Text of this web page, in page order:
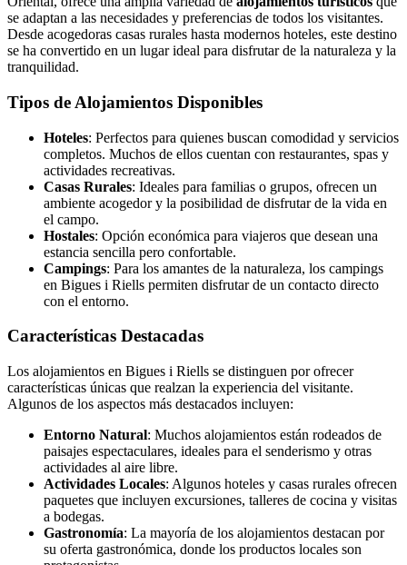
se adaptan a las necesidades y preferencias de todos los visitantes.
Desde acogedoras casas rurales hasta modernos hoteles, este destino
se ha convertido en un lugar ideal para disfrutar de la naturaleza y la
tranquilidad.
Tipos de Alojamientos Disponibles
Hoteles: Perfectos para quienes buscan comodidad y servicios
completos. Muchos de ellos cuentan con restaurantes, spas y
actividades recreativas.
Casas Rurales: Ideales para familias o grupos, ofrecen un
ambiente acogedor y la posibilidad de disfrutar de la vida en
el campo.
Hostales: Opción económica para viajeros que desean una
estancia sencilla pero confortable.
Campings: Para los amantes de la naturaleza, los campings
en Bigues i Riells permiten disfrutar de un contacto directo
con el entorno.
Características Destacadas
Los alojamientos en Bigues i Riells se distinguen por ofrecer
características únicas que realzan la experiencia del visitante.
Algunos de los aspectos más destacados incluyen:
Entorno Natural: Muchos alojamientos están rodeados de
paisajes espectaculares, ideales para el senderismo y otras
actividades al aire libre.
Actividades Locales: Algunos hoteles y casas rurales ofrecen
paquetes que incluyen excursiones, talleres de cocina y visitas
a bodegas.
Gastronomía: La mayoría de los alojamientos destacan por
su oferta gastronómica, donde los productos locales son